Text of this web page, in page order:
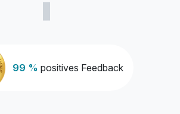
99 % positives Feedback